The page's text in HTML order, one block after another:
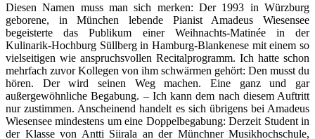
Diesen Namen muss man sich merken: Der 1993 in Würzburg
geborene, in München lebende Pianist Amadeus Wiesensee
begeisterte das Publikum einer Weihnachts-Matinée in der
Kulinarik-Hochburg Süllberg in Hamburg-Blankenese mit einem so
vielseitigen wie anspruchsvollen Recitalprogramm. Ich hatte schon
mehrfach zuvor Kollegen von ihm schwärmen gehört: Den musst du
hören. Der wird seinen Weg machen. Eine ganz und gar
außergewöhnliche Begabung. – Ich kann dem nach diesem Auftritt
nur zustimmen. Anscheinend handelt es sich übrigens bei Amadeus
Wiesensee mindestens um eine Doppelbegabung: Derzeit Student in
der Klasse von Antti Siirala an der Münchner Musikhochschule,